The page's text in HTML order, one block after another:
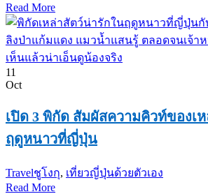
Read More
11
Oct
เปิด 3 พิกัด สัมผัสความคิวท์ของเ
ฤดูหนาวที่ญี่ปุ่น
Travelชูโงกุ, เที่ยวญี่ปุ่นด้วยตัวเอง
Read More